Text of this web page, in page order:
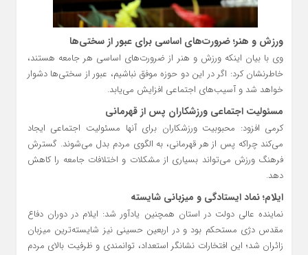
ورزش و هنر؛ ضرورت‌های اساسی برای عبور از سختی‌ها
وی با بیان اینکه ورزش و هنر از ضرورت‌های اساسی هر جامعه هستند،
خاطرنشان کرد: اگر در این دو حوزه موفق نباشیم، عبور از سختی‌ها دشوار
خواهد شد و آسیب‌های اجتماعی افزایش می‌یابد.
مسئولیت اجتماعی ورزشکاران پس از قهرمانی
کرمی افزود: محبوبیت ورزشکاران برای آنها مسئولیت اجتماعی ایجاد
می‌کند چراکه پس از هر قهرمانی، به الگوی مردم بدل می‌شوند. گسترش
فرهنگ ورزش می‌تواند بسیاری از مشکلات و اختلافات جامعه را کاهش
دهد.
ایلام؛ نماد ایستادگی و میزبانی شایسته
نماینده عالی دولت در استان همچنین یادآور شد: ایلام در دوران دفاع
مقدس دژی مستحکم بود و در اربعین حسینی نیز شایسته‌ترین میزبان
زائران شد؛ این افتخارات نشانگر استعداد، توانمندی و ظرفیت بالای مردم